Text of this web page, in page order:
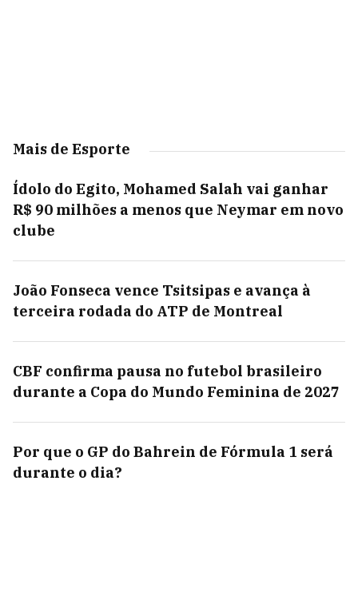
Mais de Esporte
Ídolo do Egito, Mohamed Salah vai ganhar
R$ 90 milhões a menos que Neymar em novo
clube
João Fonseca vence Tsitsipas e avança à
terceira rodada do ATP de Montreal
CBF confirma pausa no futebol brasileiro
durante a Copa do Mundo Feminina de 2027
Por que o GP do Bahrein de Fórmula 1 será
durante o dia?